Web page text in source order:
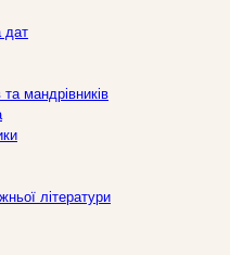
дат
мандрівників
літератури